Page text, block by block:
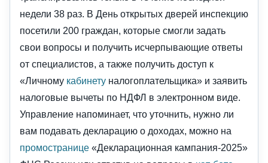
недели 38 раз. В День открытых дверей инспекцию
посетили 200 граждан, которые смогли задать
свои вопросы и получить исчерпывающие ответы
от специалистов, а также получить доступ к
«Личному кабинету налогоплательщика» и заявить
налоговые вычеты по НДФЛ в электронном виде.
Управление напоминает, что уточнить, нужно ли
вам подавать декларацию о доходах, можно на
промостранице «Декларационная кампания-2025»